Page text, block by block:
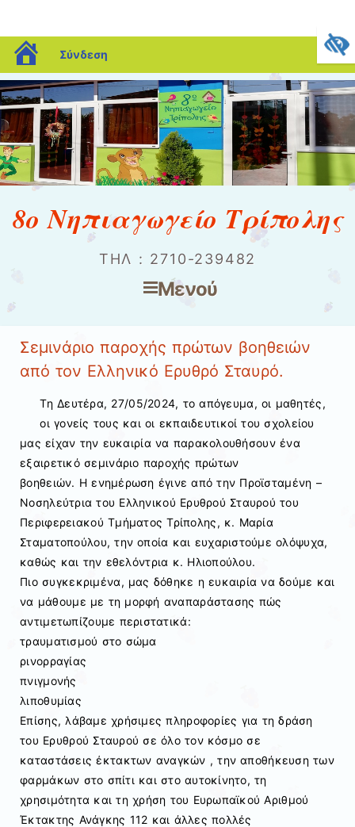
blogs.sch.gr
Σύνδεση
8ο Νηπιαγωγείο Τρίπολης
ΤΗΛ : 2710-239482
Μενού
Μετάβαση στο περιεχόμενο
Σεμινάριο παροχής πρώτων βοηθειών
από τον Ελληνικό Ερυθρό Σταυρό.
Τη Δευτέρα, 27/05/2024, το απόγευμα, οι μαθητές,
οι γονείς τους και οι εκπαιδευτικοί του σχολείου
μας είχαν την ευκαιρία να παρακολουθήσουν ένα
εξαιρετικό σεμινάριο παροχής πρώτων
βοηθειών. Η ενημέρωση έγινε από την Προϊσταμένη –
Νοσηλεύτρια του Ελληνικού Ερυθρού Σταυρού του
Περιφερειακού Τμήματος Τρίπολης, κ. Μαρία
Σταματοπούλου, την οποία και ευχαριστούμε ολόψυχα,
καθώς και την εθελόντρια κ. Ηλιοπούλου.
Πιο συγκεκριμένα, μας δόθηκε η ευκαιρία να δούμε και
να μάθουμε με τη μορφή αναπαράστασης πώς
αντιμετωπίζουμε περιστατικά:
τραυματισμού στο σώμα
ρινορραγίας
πνιγμονής
λιποθυμίας
Επίσης, λάβαμε χρήσιμες πληροφορίες για τη δράση
του Ερυθρού Σταυρού σε όλο τον κόσμο σε
καταστάσεις έκτακτων αναγκών , την αποθήκευση των
φαρμάκων στο σπίτι και στο αυτοκίνητο, τη
χρησιμότητα και τη χρήση του Ευρωπαϊκού Αριθμού
Έκτακτης Ανάγκης 112 και άλλες πολλές